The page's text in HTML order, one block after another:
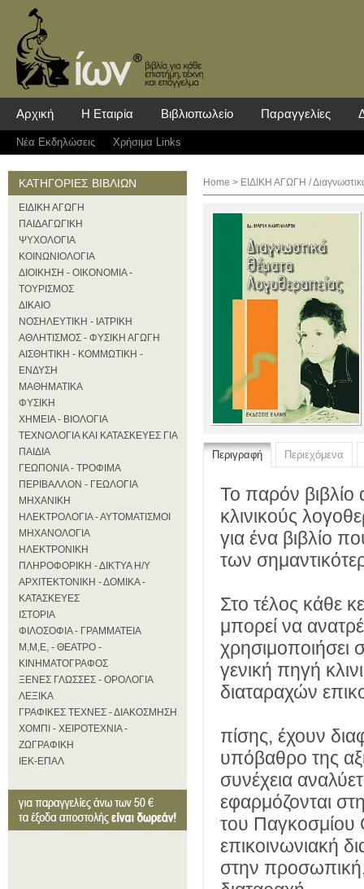
Αρχική Η Εταιρία Βιβλιοπωλείο Παραγγελίες
Νέα Eκδηλώσεις Χρήσιμα Links
ΚΑΤΗΓΟΡΙΕΣ ΒΙΒΛΙΩΝ
ΕΙΔΙΚΗ ΑΓΩΓΗ
ΠΑΙΔΑΓΩΓΙΚΗ
ΨΥΧΟΛΟΓΙΑ
ΚΟΙΝΩΝΙΟΛΟΓΙΑ
ΔΙΟΙΚΗΣΗ - ΟΙΚΟΝΟΜΙΑ -
ΤΟΥΡΙΣΜΟΣ
ΔΙΚΑΙΟ
ΝΟΣΗΛΕΥΤΙΚΗ - ΙΑΤΡΙΚΗ
ΑΘΛΗΤΙΣΜΟΣ - ΦΥΣΙΚΗ ΑΓΩΓΗ
ΑΙΣΘΗΤΙΚΗ - ΚΟΜΜΩΤΙΚΗ -
ΕΝΔΥΣΗ
ΜΑΘΗΜΑΤΙΚΑ
ΦΥΣΙΚΗ
ΧΗΜΕΙΑ - ΒΙΟΛΟΓΙΑ
ΤΕΧΝΟΛΟΓΙΑ ΚΑΙ ΚΑΤΑΣΚΕΥΕΣ ΓΙΑ
ΠΑΙΔΙΑ
ΓΕΩΠΟΝΙΑ - ΤΡΟΦΙΜΑ
ΠΕΡΙΒΑΛΛΟΝ - ΓΕΩΛΟΓΙΑ
ΜΗΧΑΝΙΚΗ
ΗΛΕΚΤΡΟΛΟΓΙΑ - ΑΥΤΟΜΑΤΙΣΜΟΙ
ΜΗΧΑΝΟΛΟΓΙΑ
ΗΛΕΚΤΡΟΝΙΚΗ
ΠΛΗΡΟΦΟΡΙΚΗ - ΔΙΚΤΥΑ Η/Υ
ΑΡΧΙΤΕΚΤΟΝΙΚΗ - ΔΟΜΙΚΑ -
ΚΑΤΑΣΚΕΥΕΣ
ΙΣΤΟΡΙΑ
ΦΙΛΟΣΟΦΙΑ - ΓΡΑΜΜΑΤΕΙΑ
Μ,Μ,Ε, - ΘΕΑΤΡΟ -
ΚΙΝΗΜΑΤΟΓΡΑΦΟΣ
ΞΕΝΕΣ ΓΛΩΣΣΕΣ - ΟΡΟΛΟΓΙΑ
ΛΕΞΙΚΑ
ΓΡΑΦΙΚΕΣ ΤΕΧΝΕΣ - ΔΙΑΚΟΣΜΗΣΗ
ΧΟΜΠΙ - ΧΕΙΡΟΤΕΧΝΙΑ -
ΖΩΓΡΑΦΙΚΗ
ΙΕΚ-ΕΠΑΛ
Home > ΕΙΔΙΚΗ ΑΓΩΓΗ /
Περιγραφή Περιεχόμενα
Το παρόν βιβλίο
κλινικούς
για ένα βιβλίο
των
Στο τέλος κάθε
μπορεί να
χρησιμοποιήσει
γενική πηγή
διαταραχών
πίσης, έχουν
υπόβαθρο της
συνέχεια
εφαρμόζονται
του Παγκοσμίου
επικοινωνιακή
στην προσωπική,